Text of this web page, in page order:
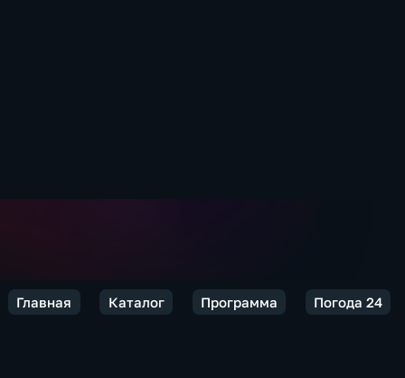
Главная Каталог Программа Погода 24